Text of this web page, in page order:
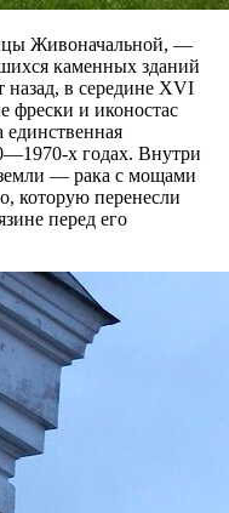
Живоначальной, —
каменных зданий
назад, в середине XVI
фрески и иконостас
х годах. Внутри
— рака с мощами
которую перенесли
перед его